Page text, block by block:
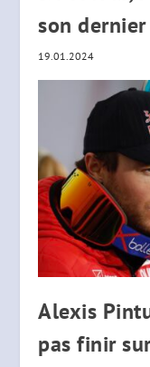
son
19.01.2024
Alexis
pas finir